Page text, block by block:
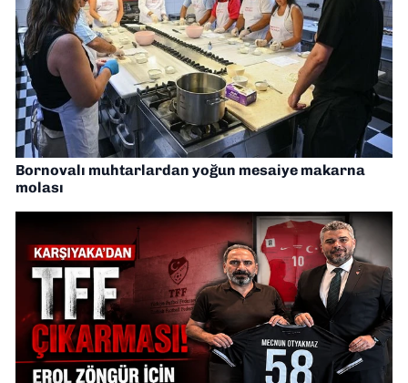
Bornovalı muhtarlardan yoğun mesaiye makarna
molası